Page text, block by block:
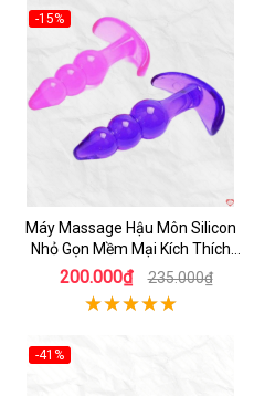
-15%
Máy Massage Hậu Môn Silicon
Nhỏ Gọn Mềm Mại Kích Thích
Quyến Rũ
200.000₫ 235.000₫
-41%